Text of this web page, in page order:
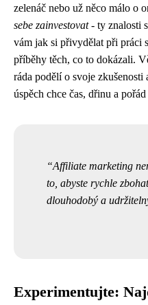
zelenáč nebo už něco málo o
sebe zainvestovat- ty znalosti
vám jak si přivydělat při práci
příběhy těch, co to dokázali.
ráda podělí o svoje zkušenosti
úspěch chce čas, dřinu a
Affiliate marketing
to, abyste rychle
dlouhodobý a
Experimentujte: